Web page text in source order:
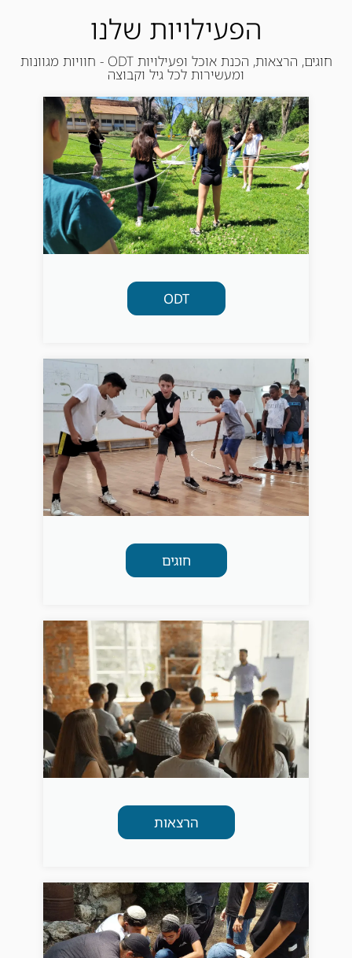
הפעילויות שלנו
חוגים, הרצאות, הכנת אוכל ופעילויות ODT - חוויות מגוונות
ומעשירות לכל גיל וקבוצה
ODT
חוגים
הרצאות